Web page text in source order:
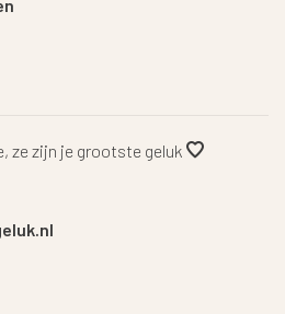
ze zijn je grootste geluk